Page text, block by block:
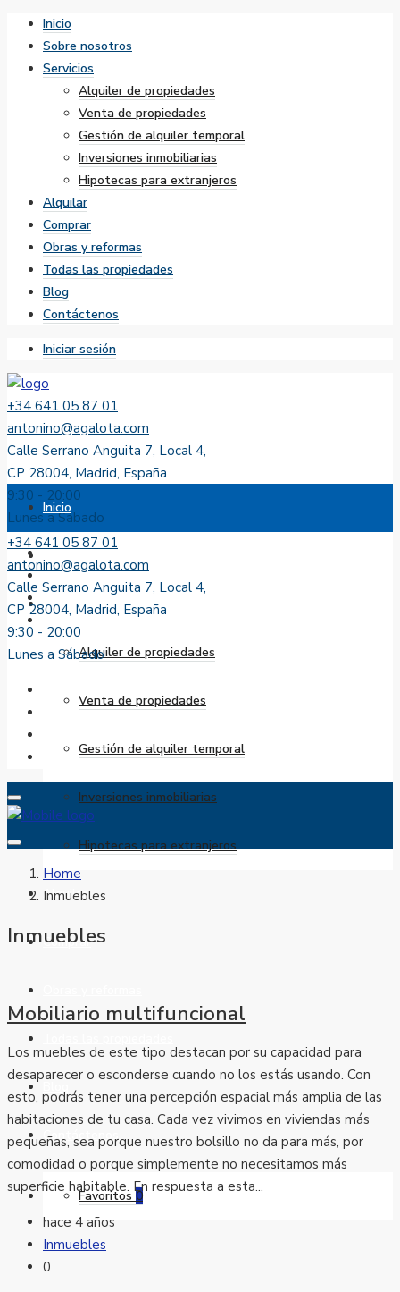
Inicio
Sobre nosotros
Servicios
Alquiler de propiedades
Venta de propiedades
Gestión de alquiler temporal
Inversiones inmobiliarias
Hipotecas para extranjeros
Alquilar
Comprar
Obras y reformas
Todas las propiedades
Blog
Contáctenos
Iniciar sesión
+34 641 05 87 01
antonino@agalota.com
Calle Serrano Anguita 7, Local 4,
CP 28004, Madrid, España
9:30 - 20:00
Lunes a Sábado
Inicio
Sobre nosotros
Servicios
Alquiler de propiedades
Venta de propiedades
Gestión de alquiler temporal
Inversiones inmobiliarias
Hipotecas para extranjeros
Alquilar
Comprar
Contáctenos
Favoritos0
+34 641 05 87 01
antonino@agalota.com
Calle Serrano Anguita 7, Local 4,
CP 28004, Madrid, España
9:30 - 20:00
Lunes a Sábado
Home
Inmuebles
Inmuebles
Mobiliario multifuncional
Los muebles de este tipo destacan por su capacidad para
desaparecer o esconderse cuando no los estás usando. Con
esto, podrás tener una percepción espacial más amplia de las
habitaciones de tu casa. Cada vez vivimos en viviendas más
pequeñas, sea porque nuestro bolsillo no da para más, por
comodidad o porque simplemente no necesitamos más
superficie habitable. En respuesta a esta...
hace 4 años
Inmuebles
0